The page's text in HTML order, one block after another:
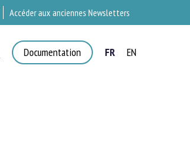
Accéder aux anciennes Newsletters
Documentation FR EN